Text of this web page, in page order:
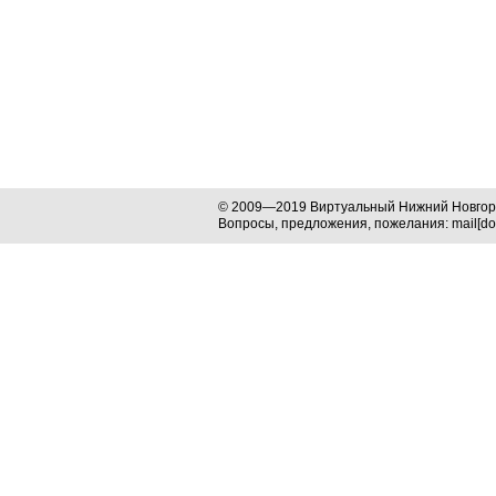
© 2009—2019 Виртуальный Нижний
Вопросы, предложения, пожелания: